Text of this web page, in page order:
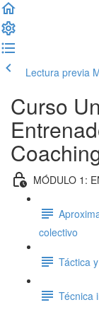
Lectura previa
Curso
MÓDULO 1:
colectivo
Táctica
Técnica